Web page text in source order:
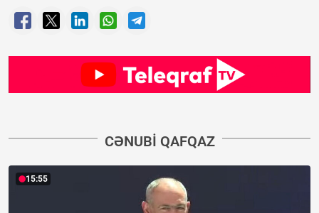
CƏNUBI QAFQAZ
15:55